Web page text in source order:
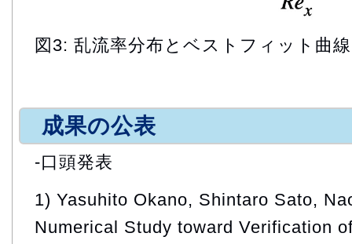
図3: 乱流率分布とベストフィット曲線
成果の公表
-口頭発表
1) Yasuhito Okano, Shintaro Sato,
Numerical Study toward Verification